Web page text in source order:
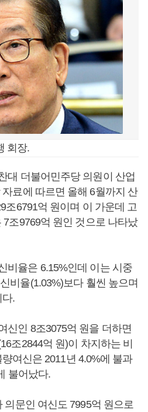
회장.
대 더불어민주당 의원이 산업
료에 따르면 올해 6월까지 산
조6791억 원이며 이 가운데 고
조9769억 원인 것으로 나타났
비율은 6.15%인데 이는 시중
비율(1.03%)보다 훨씬 높으며
다.
신인 8조3075억 원을 더하면
조2844억 원)이 차지하는 비
여신은 2011년 4.0%에 불과
불어났다.
의문인 여신도 7995억 원으로